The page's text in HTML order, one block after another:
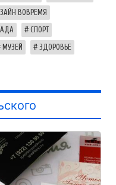
ВОВРЕМЯ
СПОРТ
МУЗЕЙ ЗДОРОВЬЕ